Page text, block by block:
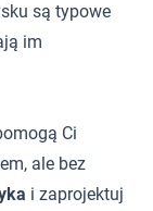
są typowe
im
Ci
ale bez
i zaprojektuj